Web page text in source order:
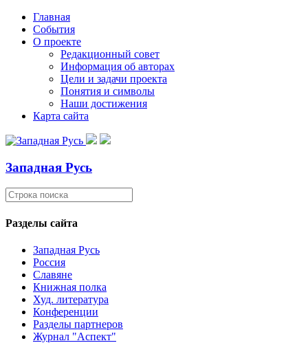
Главная
События
О проекте
Редакционный совет
Информация об авторах
Цели и задачи проекта
Понятия и символы
Наши достижения
Карта сайта
Западная Русь
Разделы сайта
Западная Русь
Россия
Славяне
Книжная полка
Худ. литература
Конференции
Разделы партнеров
Журнал "Аспект"